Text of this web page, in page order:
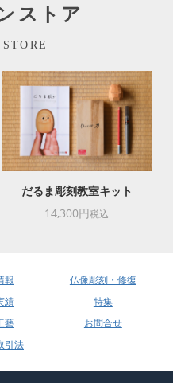
ストア
だるま彫刻教室キット
14,300円税込
報
仏像彫刻・修復
績
特集
藝
お問合せ
引法